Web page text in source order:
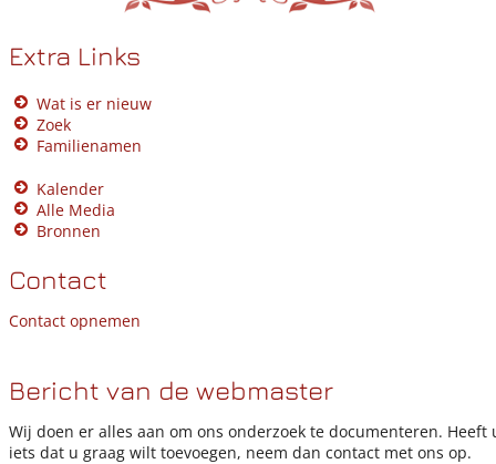
Extra Links
Wat is er nieuw
Zoek
Familienamen
Kalender
Alle Media
Bronnen
Contact
Contact opnemen
Bericht van de webmaster
Wij doen er alles aan om ons onderzoek te documenteren. Heeft
iets dat u graag wilt toevoegen, neem dan contact met ons op.